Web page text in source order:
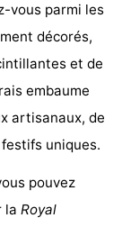
vous parmi les
décorés,
et de
embaume
artisanaux, de
uniques.
pouvez
la Royal